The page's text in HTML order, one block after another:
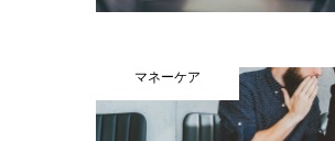
マネーケア